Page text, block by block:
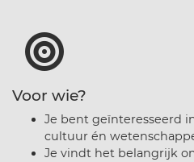
Voor wie?
Je bent geïnteresseerd
cultuur én
Je vindt het belangrijk